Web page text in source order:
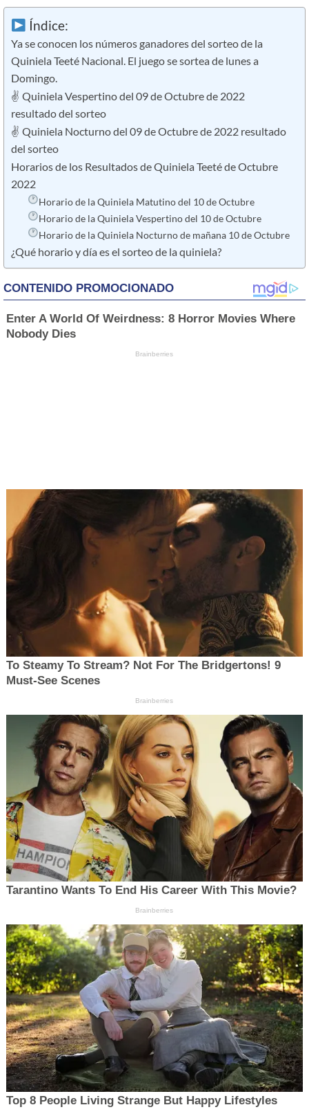
Índice:
Ya se conocen los números ganadores del sorteo de la
Quiniela Teeté Nacional. El juego se sortea de lunes a
Domingo.
✌ Quiniela Vespertino del 09 de Octubre de 2022
resultado del sorteo
✌ Quiniela Nocturno del 09 de Octubre de 2022 resultado
del sorteo
Horarios de los Resultados de Quiniela Teeté de Octubre
2022
Horario de la Quiniela Matutino del 10 de Octubre
Horario de la Quiniela Vespertino del 10 de Octubre
Horario de la Quiniela Nocturno de mañana 10 de Octubre
¿Qué horario y día es el sorteo de la quiniela?